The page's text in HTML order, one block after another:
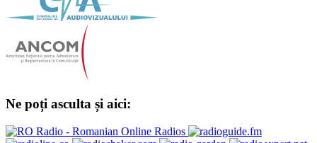
Ne poți asculta și aici: